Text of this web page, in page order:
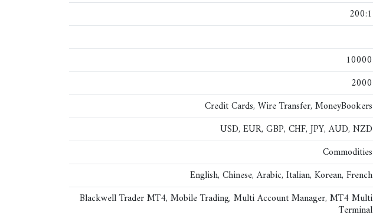
200:1
10000
2000
Credit Cards, Wire Transfer, MoneyBookers
USD, EUR, GBP, CHF, JPY, AUD, NZD
Commodities
English, Chinese, Arabic, Italian, Korean, French
Blackwell Trader MT4, Mobile Trading, Multi Account Manager, MT4 Multi
Terminal